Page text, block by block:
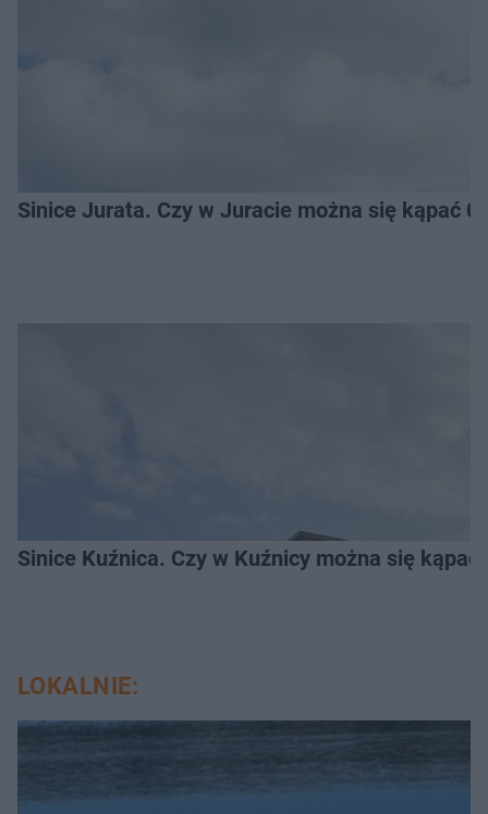
Sinice Jurata. Czy w Juracie można się kąpać
Sinice Kuźnica. Czy w Kuźnicy można się
LOKALNIE: